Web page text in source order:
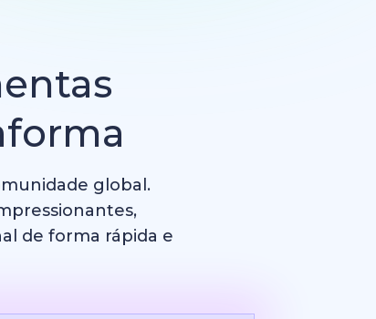
global.
de forma rápida e